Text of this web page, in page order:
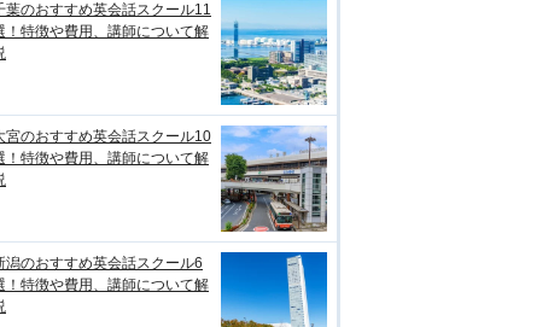
葉のおすすめ英会話スクール11
！特徴や費用、講師について解
宮のおすすめ英会話スクール10
！特徴や費用、講師について解
潟のおすすめ英会話スクール6
！特徴や費用、講師について解